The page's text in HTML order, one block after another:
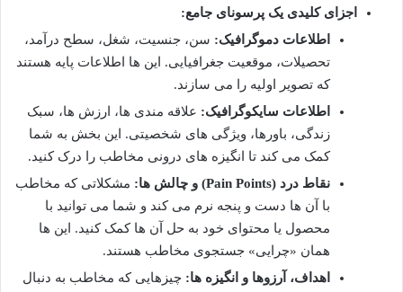
اجزای کلیدی یک پرسونای جامع:
اطلاعات دموگرافیک: سن، جنسیت، شغل، سطح درآمد،
تحصیلات، موقعیت جغرافیایی. این ها اطلاعات پایه هستند
که تصویر اولیه را می سازند.
اطلاعات سایکوگرافیک: علاقه مندی ها، ارزش ها، سبک
زندگی، باورها، ویژگی های شخصیتی. این بخش به شما
کمک می کند تا انگیزه های درونی مخاطب را درک کنید.
نقاط درد (Pain Points) و چالش ها:
مشکلاتی که مخاطب
با آن ها دست و پنجه نرم می کند و شما می توانید با
محصول یا محتوای خود به حل آن ها کمک کنید. این ها
همان «چرایی» جستجوی مخاطب هستند.
اهداف، آرزوها و انگیزه ها: چیزهایی که مخاطب به دنبال